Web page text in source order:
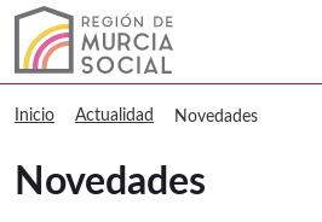
Murcia Social
Inicio Actualidad Novedades
Novedades